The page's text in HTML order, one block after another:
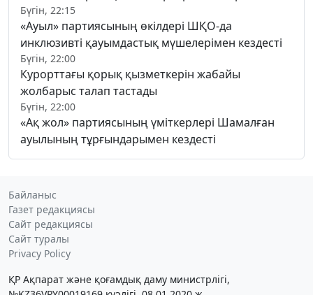
Бүгін, 22:15
«Ауыл» партиясының өкілдері ШҚО-да
инклюзивті қауымдастық мүшелерімен кездесті
Бүгін, 22:00
Курорттағы қорық қызметкерін жабайы
жолбарыс талап тастады
Бүгін, 22:00
«Ақ жол» партиясының үміткерлері Шамалған
ауылының тұрғындарымен кездесті
Байланыс
Газет редакциясы
Сайт редакциясы
Сайт туралы
Privacy Policy
ҚР Ақпарат және қоғамдық даму министрлігі,